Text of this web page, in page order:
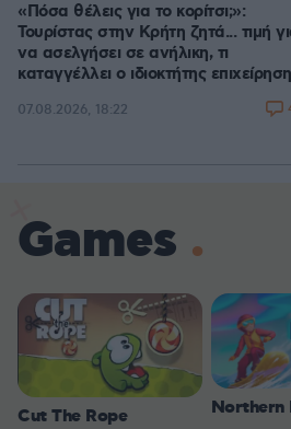
«Πόσα θέλεις για το κορίτσι;»:
Τουρίστας στην Κρήτη ζητά... τιμή
να ασελγήσει σε ανήλικη, τι
καταγγέλλει ο ιδιοκτήτης
07.08.2026, 18:22
Games
Cut The Rope Northern